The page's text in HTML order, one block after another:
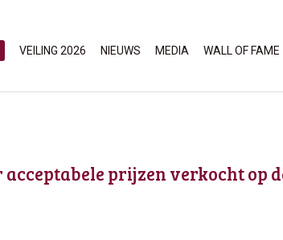
VEILING 2026 NIEUWS MEDIA WALL OF FAME
acceptabele prijzen verkocht op